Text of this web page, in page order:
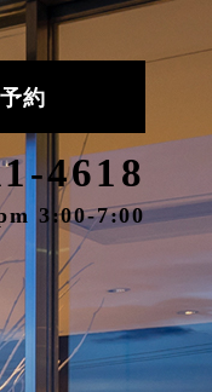
約
4618
3:00-7:00